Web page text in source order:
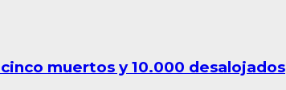
muertos y 10.000 desalojados